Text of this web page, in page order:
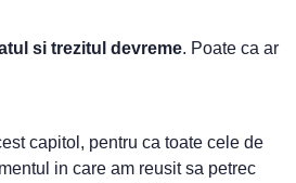
si trezitul devreme. Poate ca ar
capitol, pentru ca toate cele de
in care am reusit sa petrec